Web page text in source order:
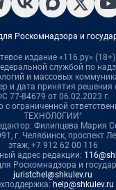
Роскомнадзора и
издание «116.ру» (18+)
службой по
и массовых
и дата принятия
77-84679 от 06.02.2023 г.
с ограниченной
ТЕХНОЛОГИИ"
Филипцева Мария
г. Челябинск, проспект
этаж, +7 912 62 00 116
адрес редакции:
Роскомнадзора и
juristchel@shkulev.ru
help@shkulev.ru